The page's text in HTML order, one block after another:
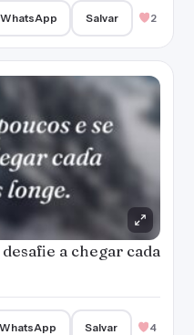
WhatsApp Salvar 2
a chegar cada
WhatsApp Salvar 4